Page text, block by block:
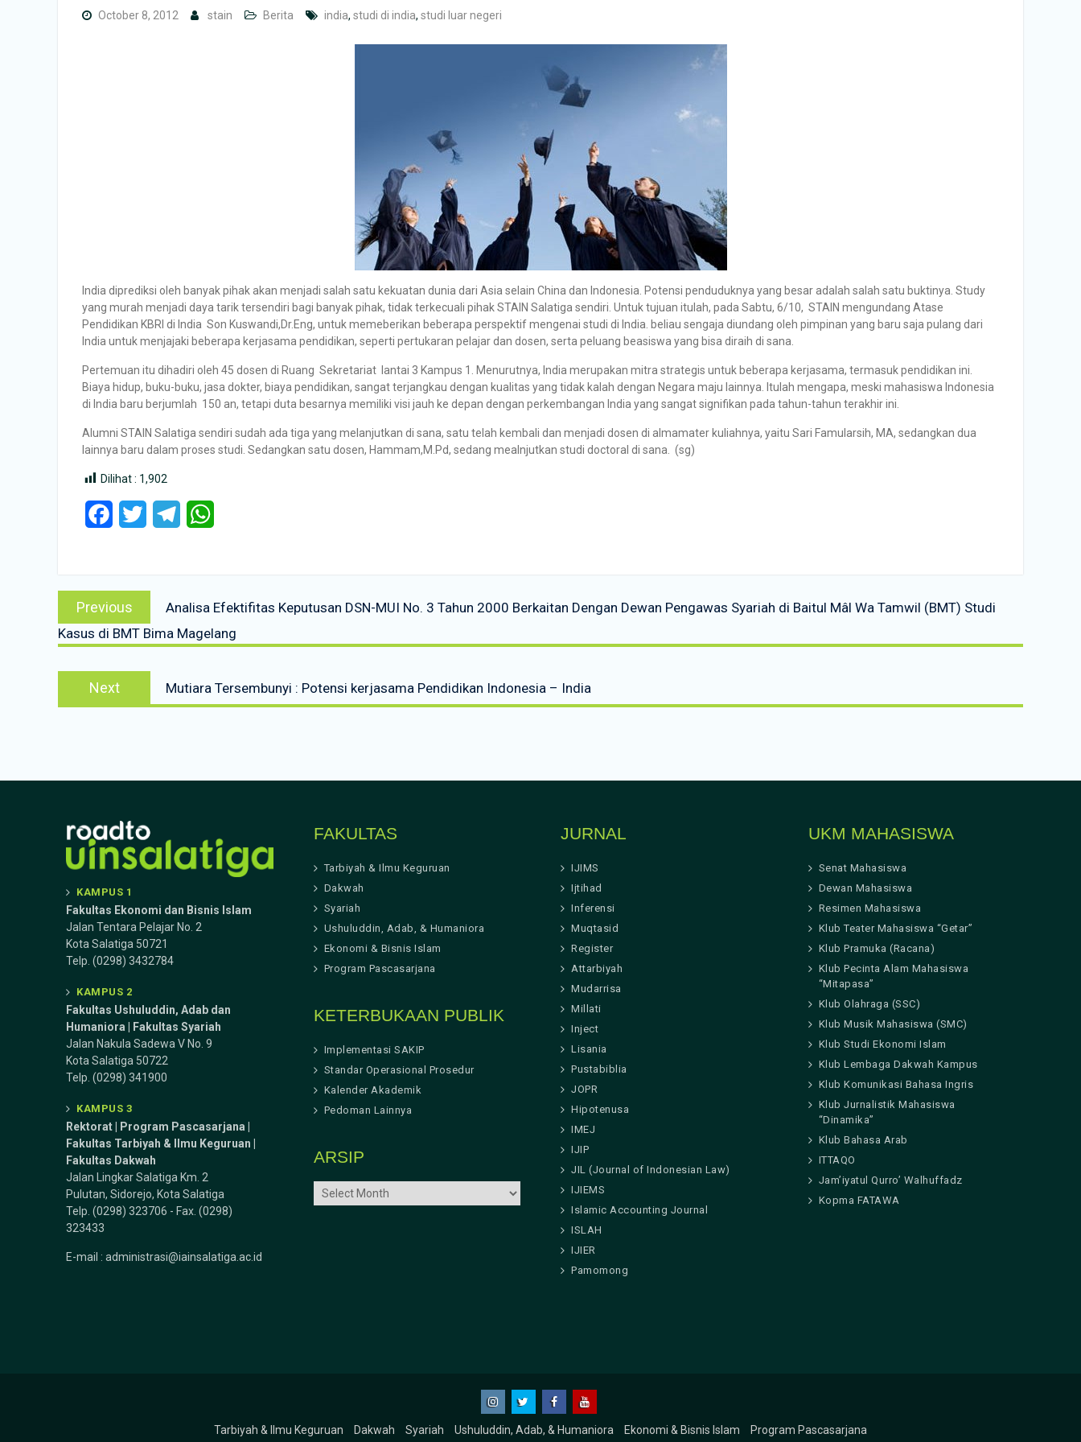
October 8, 2012 stain Berita india, studi di india, studi luar negeri
India diprediksi oleh banyak pihak akan menjadi salah satu kekuatan dunia dari Asia selain China dan Indonesia. Potensi penduduknya yang besar adalah salah satu buktinya. Study
yang murah menjadi daya tarik tersendiri bagi banyak pihak, tidak terkecuali pihak STAIN Salatiga sendiri. Untuk tujuan itulah, pada Sabtu, 6/10, STAIN mengundang Atase
Pendidikan KBRI di India Son Kuswandi,Dr.Eng, untuk memeberikan beberapa perspektif mengenai studi di India. beliau sengaja diundang oleh pimpinan yang baru saja pulang dari
India untuk menjajaki beberapa kerjasama pendidikan, seperti pertukaran pelajar dan dosen, serta peluang beasiswa yang bisa diraih di sana.
Pertemuan itu dihadiri oleh 45 dosen di Ruang Sekretariat lantai 3 Kampus 1. Menurutnya, India merupakan mitra strategis untuk beberapa kerjasama, termasuk pendidikan ini.
Biaya hidup, buku-buku, jasa dokter, biaya pendidikan, sangat terjangkau dengan kualitas yang tidak kalah dengan Negara maju lainnya. Itulah mengapa, meski mahasiswa Indonesia
di India baru berjumlah 150 an, tetapi duta besarnya memiliki visi jauh ke depan dengan perkembangan India yang sangat signifikan pada tahun-tahun terakhir ini.
Alumni STAIN Salatiga sendiri sudah ada tiga yang melanjutkan di sana, satu telah kembali dan menjadi dosen di almamater kuliahnya, yaitu Sari Famularsih, MA, sedangkan dua
lainnya baru dalam proses studi. Sedangkan satu dosen, Hammam,M.Pd, sedang mealnjutkan studi doctoral di sana. (sg)
Dilihat : 1,902
Facebook
Twitter Telegram
Post
navigation
Previous
post:
Analisa Efektifitas Keputusan DSN-MUI No. 3 Tahun 2000 Berkaitan Dengan Dewan Pengawas Syariah di Baitul Mâl Wa Tamwil (BMT) Studi
Kasus di BMT Bima Magelang
Next
post:
Mutiara Tersembunyi : Potensi kerjasama Pendidikan Indonesia – India
KAMPUS 1
Fakultas Ekonomi dan Bisnis Islam
Jalan Tentara Pelajar No. 2
Kota Salatiga 50721
Telp. (0298) 3432784
KAMPUS 2
Fakultas Ushuluddin, Adab dan
Humaniora | Fakultas Syariah
Jalan Nakula Sadewa V No. 9
Kota Salatiga 50722
Telp. (0298) 341900
KAMPUS 3
Rektorat | Program Pascasarjana |
Fakultas Tarbiyah & Ilmu Keguruan |
Fakultas Dakwah
Jalan Lingkar Salatiga Km. 2
Pulutan, Sidorejo, Kota Salatiga
Telp. (0298) 323706 - Fax. (0298)
323433
E-mail : administrasi@iainsalatiga.ac.id
FAKULTAS
Tarbiyah & Ilmu Keguruan
Dakwah
Syariah
Ushuluddin, Adab, & Humaniora
Ekonomi & Bisnis Islam
Program Pascasarjana
KETERBUKAAN PUBLIK
Implementasi SAKIP
Standar Operasional Prosedur
Kalender Akademik
Pedoman Lainnya
ARSIP
ARSIP
JURNAL
IJIMS
Ijtihad
Inferensi
Muqtasid
Register
Attarbiyah
Mudarrisa
Millati
Inject
Lisania
Pustabiblia
JOPR
Hipotenusa
IMEJ
IJIP
JIL (Journal of Indonesian Law)
IJIEMS
Islamic Accounting Journal
ISLAH
IJIER
Pamomong
UKM MAHASISWA
Senat Mahasiswa
Dewan Mahasiswa
Resimen Mahasiswa
Klub Teater Mahasiswa “Getar”
Klub Pramuka (Racana)
Klub Pecinta Alam Mahasiswa
“Mitapasa”
Klub Olahraga (SSC)
Klub Musik Mahasiswa (SMC)
Klub Studi Ekonomi Islam
Klub Lembaga Dakwah Kampus
Klub Komunikasi Bahasa Ingris
Klub Jurnalistik Mahasiswa
“Dinamika”
Klub Bahasa Arab
ITTAQO
Jam’iyatul Qurro’ Walhuffadz
Kopma FATAWA
InstagramTwitterFacebookYoutube
Tarbiyah & Ilmu Keguruan Dakwah Syariah Ushuluddin, Adab, & Humaniora Ekonomi & Bisnis Islam Program Pascasarjana